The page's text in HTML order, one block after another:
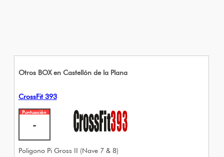
Otros BOX en Castellón de la Plana
CrossFit 393
Puntuación
-
Poligono Pi Gross II (Nave 7 & 8)